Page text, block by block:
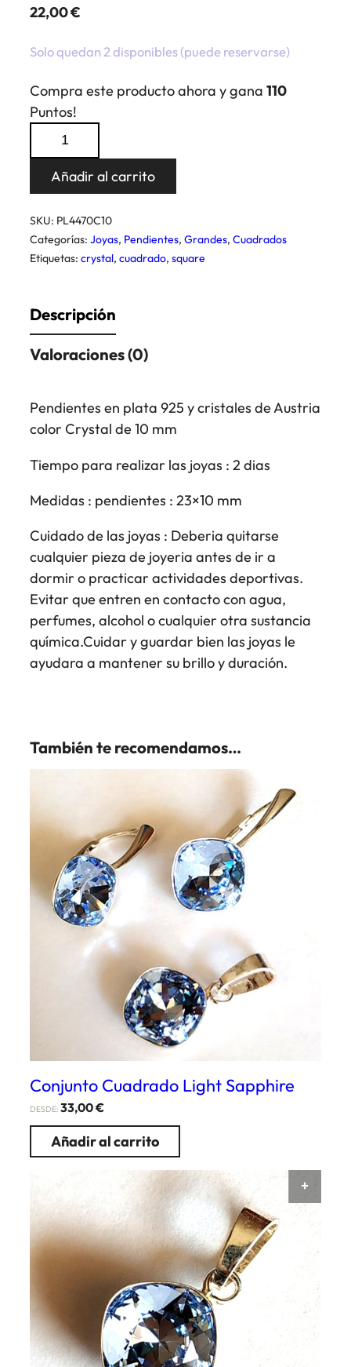
22,00€
Solo quedan 2 disponibles (puede reservarse)
Compra este producto ahora y gana 110
Puntos!
Pendientes
Cuadrado
Crystal
cantidad
Añadir al carrito
SKU: PL4470C10
Categorías: Joyas, Pendientes, Grandes, Cuadrados
Etiquetas: crystal, cuadrado, square
Descripción
Valoraciones (0)
Pendientes en plata 925 y cristales de Austria
color Crystal de 10 mm
Tiempo para realizar las joyas : 2 dias
Medidas : pendientes : 23×10 mm
Cuidado de las joyas : Deberia quitarse
cualquier pieza de joyeria antes de ir a
dormir o practicar actividades deportivas.
Evitar que entren en contacto con agua,
perfumes, alcohol o cualquier otra sustancia
química.Cuidar y guardar bien las joyas le
ayudara a mantener su brillo y duración.
También te recomendamos…
Conjunto Cuadrado Light Sapphire
DESDE: 33,00€
Añadir al carrito